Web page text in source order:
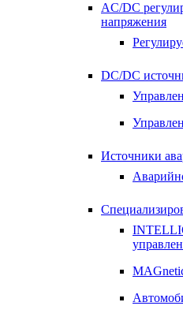
AC/DC
напряжения
DC/DC
Источники